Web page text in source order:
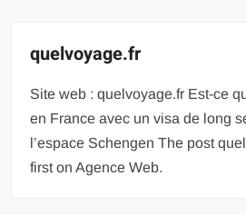
quelvoyage.fr
Site web : quelvoyage.fr Est-ce
en France avec un visa de long
l’espace Schengen The post
first on Agence Web.